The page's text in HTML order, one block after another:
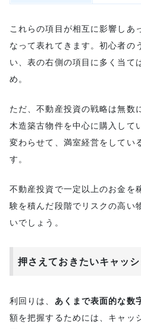
これらの項目が相互に影響しあ
なって表れてきます。初心者の
い、表の右側の項目に多く当て
め。
ただ、不動産投資の戦略は無数
木造築古物件を中心に購入して
変わらせて、満室経営をしてい
す。
不動産投資で一定以上のお金を
験を積んだ段階でリスクの高い
いでしょう。
押さえておきたいキャッ
利回りは、 あくまで表面的な数
額を把握するためには、キャッ